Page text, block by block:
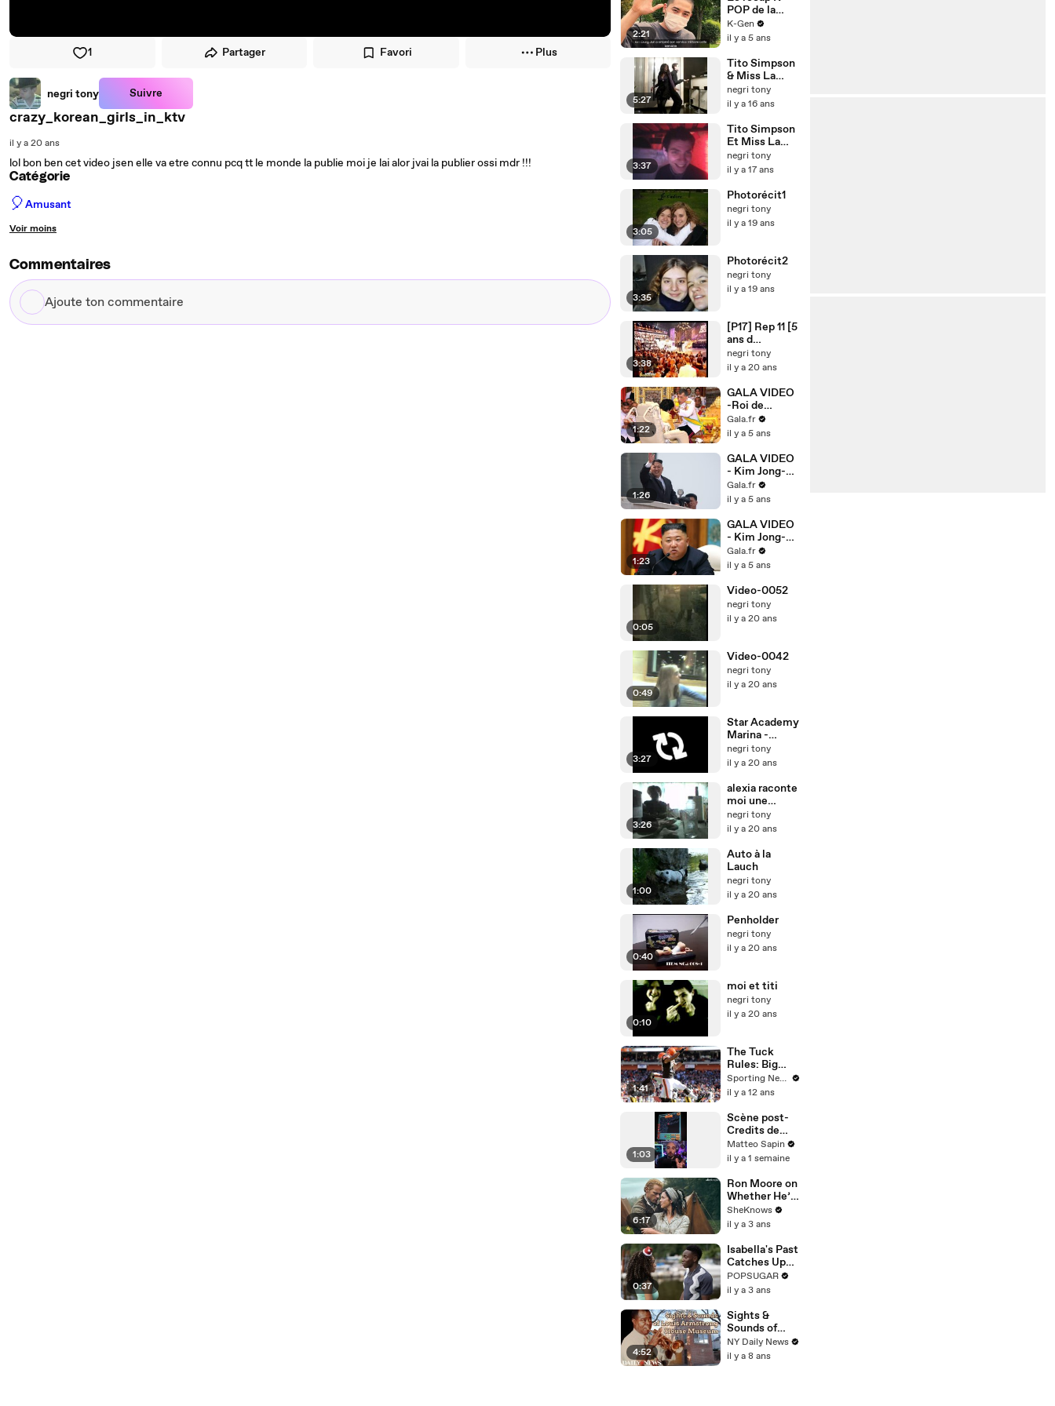
1 Partager Favori Plus
negri tony Suivre
crazy_korean_girls_in_ktv
il y a 20 ans
lol bon ben cet video jsen elle va etre connu pcq tt le monde la publie moi je lai alor jvai la publier ossi mdr !!!
Catégorie
🎈Amusant
Voir moins
Commentaires
Ajoute
ton
garde du
corps
2:21
POP de la
semaine |
17/07/21
K-Gen
il y a 5 ans
5:27
Tito Simpson
& Miss La
Brindille -
Marcia Baila
negri tony
il y a 16 ans
3:37
Tito Simpson
Et Miss La
Brindille J'ai
encore révé
negri tony
il y a 17 ans
3:05
Photorécit1
negri tony
il y a 19 ans
3:35
Photorécit2
negri tony
il y a 19 ans
3:38
[P17] Rep 11 [5
ans d
imprevus]
negri tony
il y a 20 ans
1:22
GALA VIDEO
-Roi de
Thaïlande :
son ex-
malade et
affaiblie mais
sur le devant
de la scène
Gala.fr
il y a 5 ans
1:26
GALA VIDEO
- Kim Jong-un
: mystère sur
son état de
Gala.fr
il y a 5 ans
1:23
GALA VIDEO
- Kim Jong-un
: qui est sa
mystérieuse
Sol-ju ?
Gala.fr
il y a 5 ans
0:05
Video-0052
negri tony
il y a 20 ans
0:49
Video-0042
negri tony
il y a 20 ans
3:27
Star Academy
Marina -
Qu'elle
balance
negri tony
il y a 20 ans
3:26
alexia raconte
moi une
histoire ...
negri tony
il y a 20 ans
1:00
Auto à la
Lauch
negri tony
il y a 20 ans
0:40
Penholder
negri tony
il y a 20 ans
0:10
moi et titi
negri tony
il y a 20 ans
1:41
The Tuck
Rules: Big
surprises in
AFC North
Sporting News
il y a 12 ans
1:03
Scène post-
Credits de
Spider-Man
Matteo Sapin
il y a 1 semaine
6:17
Ron Moore on
Whether He’ll
Return For
the End of
SheKnows
il y a 3 ans
0:37
Isabella's Past
Catches Up
With Her in
Exclusive Clip
Next Episode
of "Cruel
Summer"
POPSUGAR
il y a 3 ans
4:52
Sights &
Sounds of
Louis
Armstrong
NY Daily News
il y a 8 ans